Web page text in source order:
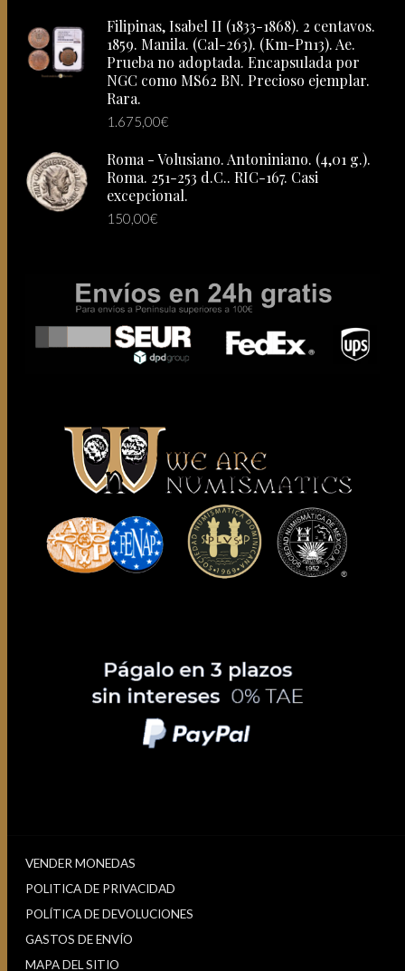
Filipinas, Isabel II (1833-1868). 2 centavos.
1859. Manila. (Cal-263). (Km-Pn13). Ae.
Prueba no adoptada. Encapsulada por
NGC como MS62 BN. Precioso ejemplar.
Rara.
1.675,00€
Roma - Volusiano. Antoniniano. (4,01 g.).
Roma. 251-253 d.C.. RIC-167. Casi
excepcional.
150,00€
VENDER MONEDAS
POLITICA DE PRIVACIDAD
POLÍTICA DE DEVOLUCIONES
GASTOS DE ENVÍO
MAPA DEL SITIO